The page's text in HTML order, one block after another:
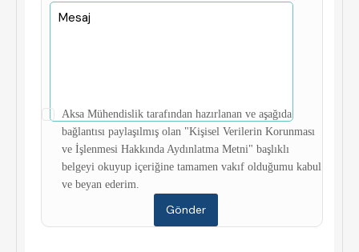
Aksa Mühendislik tarafından hazırlanan ve aşağıda
bağlantısı paylaşılmış olan "Kişisel Verilerin Korunması
ve İşlenmesi Hakkında Aydınlatma Metni" başlıklı
belgeyi okuyup içeriğine tamamen vakıf olduğumu kabul
ve beyan ederim.